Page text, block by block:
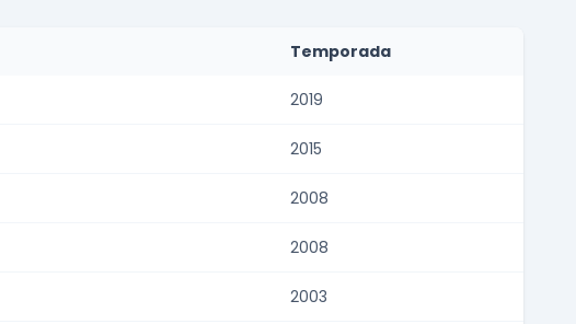
Temporada
2019
2015
2008
2008
2003